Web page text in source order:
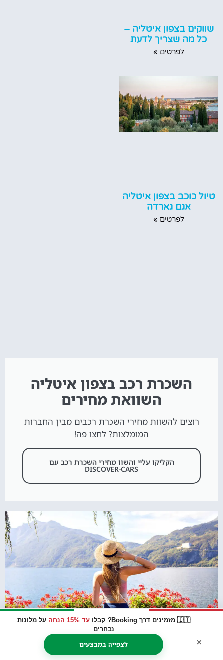
🇮🇹 מזמינים דרך Booking? קבלו עד 15% הנחה
על מלונות
נבחרים
לצפייה במבצעים ×
שווקים בצפון איטליה –
כל מה שצריך לדעת
לפרטים »
טיול כוכב בצפון איטליה
אגם גארדה
לפרטים »
השכרת רכב בצפון איטליה
השוואת מחירים
רוצים להשוות מחירי השכרת רכבים מבין החברות
המומלצות? לחצו פה!
הקליקו עליי והשוו מחירי השכרת רכב עם
DISCOVER-CARS